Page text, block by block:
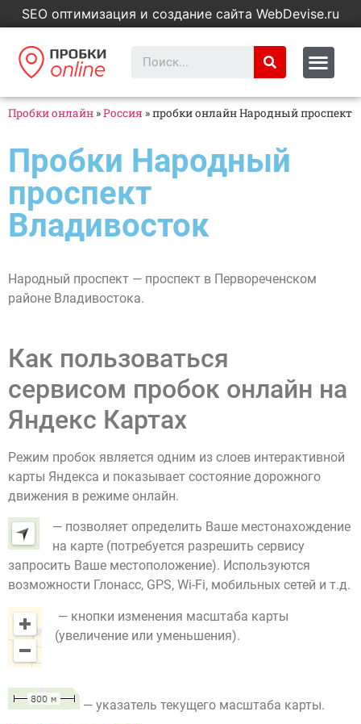
SEO оптимизация и создание сайта WebDevise.ru
Пробки онлайн »Россия »пробки онлайн Народный проспект
Пробки Народный
проспект
Владивосток
Народный проспект — проспект в Первореченском
районе Владивостока.
Как пользоваться
сервисом пробок онлайн на
Яндекс Картах
Режим пробок является одним из слоев интерактивной
карты Яндекса и показывает состояние дорожного
движения в режиме онлайн.
— позволяет определить Ваше местонахождение
на карте (потребуется разрешить сервису
запросить Ваше местоположение). Используются
возможности Глонасс, GPS, Wi-Fi, мобильных сетей и т.д.
— кнопки изменения масштаба карты
(увеличение или уменьшения).
— указатель текущего масштаба карты.